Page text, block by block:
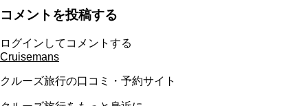
コメントを投稿する
ログインしてコメントする
Cruisemans
クルーズ旅行の口コミ・予約サイト